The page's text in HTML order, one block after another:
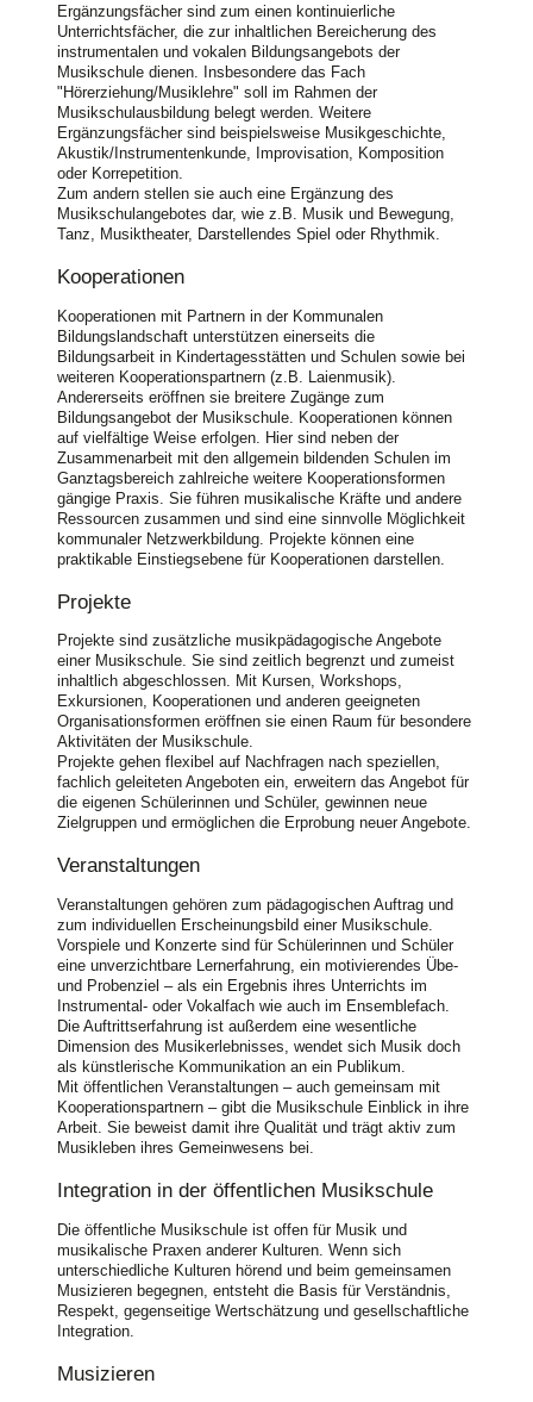
Ergänzungsfächer sind zum einen kontinuierliche
Unterrichtsfächer, die zur inhaltlichen Bereicherung des
instrumentalen und vokalen Bildungsangebots der
Musikschule dienen. Insbesondere das Fach
"Hörerziehung/Musiklehre" soll im Rahmen der
Musikschulausbildung belegt werden. Weitere
Ergänzungsfächer sind beispielsweise Musikgeschichte,
Akustik/Instrumentenkunde, Improvisation, Komposition
oder Korrepetition.
Zum andern stellen sie auch eine Ergänzung des
Musikschulangebotes dar, wie z.B. Musik und Bewegung,
Tanz, Musiktheater, Darstellendes Spiel oder Rhythmik.
Kooperationen
Kooperationen mit Partnern in der Kommunalen
Bildungslandschaft unterstützen einerseits die
Bildungsarbeit in Kindertagesstätten und Schulen sowie bei
weiteren Kooperationspartnern (z.B. Laienmusik).
Andererseits eröffnen sie breitere Zugänge zum
Bildungsangebot der Musikschule. Kooperationen können
auf vielfältige Weise erfolgen. Hier sind neben der
Zusammenarbeit mit den allgemein bildenden Schulen im
Ganztagsbereich zahlreiche weitere Kooperationsformen
gängige Praxis. Sie führen musikalische Kräfte und andere
Ressourcen zusammen und sind eine sinnvolle Möglichkeit
kommunaler Netzwerkbildung. Projekte können eine
praktikable Einstiegsebene für Kooperationen darstellen.
Projekte
Projekte sind zusätzliche musikpädagogische Angebote
einer Musikschule. Sie sind zeitlich begrenzt und zumeist
inhaltlich abgeschlossen. Mit Kursen, Workshops,
Exkursionen, Kooperationen und anderen geeigneten
Organisationsformen eröffnen sie einen Raum für besondere
Aktivitäten der Musikschule.
Projekte gehen flexibel auf Nachfragen nach speziellen,
fachlich geleiteten Angeboten ein, erweitern das Angebot für
die eigenen Schülerinnen und Schüler, gewinnen neue
Zielgruppen und ermöglichen die Erprobung neuer Angebote.
Veranstaltungen
Veranstaltungen gehören zum pädagogischen Auftrag und
zum individuellen Erscheinungsbild einer Musikschule.
Vorspiele und Konzerte sind für Schülerinnen und Schüler
eine unverzichtbare Lernerfahrung, ein motivierendes Übe-
und Probenziel – als ein Ergebnis ihres Unterrichts im
Instrumental- oder Vokalfach wie auch im Ensemblefach.
Die Auftrittserfahrung ist außerdem eine wesentliche
Dimension des Musik­erlebnisses, wendet sich Musik doch
als künstlerische Kommunikation an ein Publikum.
Mit öffentlichen Veranstaltungen – auch gemeinsam mit
Kooperationspartnern – gibt die Musikschule Einblick in ihre
Arbeit. Sie beweist damit ihre Qualität und trägt aktiv zum
Musikleben ihres Gemeinwesens bei.
Integration in der öffentlichen Musikschule
Die öffentliche Musikschule ist offen für Musik und
musikalische Praxen anderer Kulturen. Wenn sich
unterschiedliche Kulturen hörend und beim gemeinsamen
Musizieren begegnen, entsteht die Basis für Verständnis,
Respekt, gegenseitige Wertschätzung und gesellschaftliche
Integration.
Musizieren